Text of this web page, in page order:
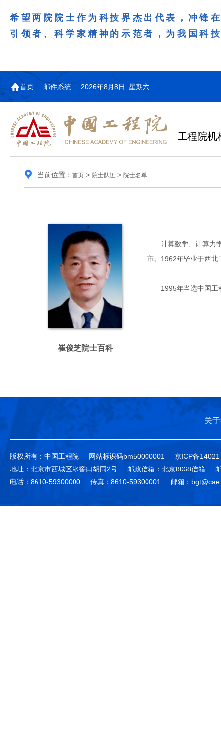
希望两院院士作为科技界杰出代表，冲锋
引领者、科学家精神的示范者，为我国科
首页 邮件系统 2026年8月8日 星期六
工程院机
当前位置： 首页> 院士队伍 > 院士名单
崔俊芝院士百科
计算数学、计算力学
市。1962年毕业于西北
1995年当选中国工
关
版权所有：中国工程院 网站标识码bm50000001
京ICP备
地址：北京市西城区冰窖口胡同2号
邮政信箱：北京8068信箱
电话：8610-59300000
传真：8610-59300001 邮箱：